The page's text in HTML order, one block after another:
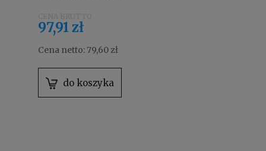
97,91 zł
Cena netto:79,60 zł
do koszyka